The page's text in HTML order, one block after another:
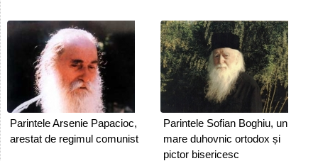
Parintele Arsenie Papacioc,
arestat de regimul comunist
Parintele Sofian Boghiu, un
mare duhovnic ortodox și
pictor bisericesc